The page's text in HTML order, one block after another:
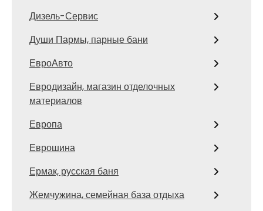
Дизель-Сервис
Души Пармы, парные бани
ЕвроАвто
Евродизайн, магазин отделочных
материалов
Европа
Еврошина
Ермак, русская баня
Жемчужина, семейная база отдыха